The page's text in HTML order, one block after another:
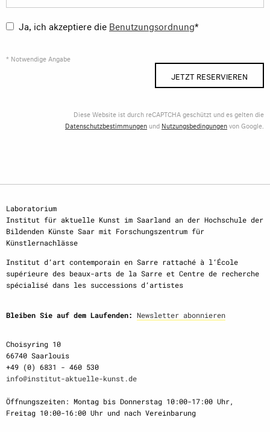
Ja, ich akzeptiere die Benutzungsordnung*
* Notwendige Angabe
JETZT RESERVIEREN
Diese Website ist durch reCAPTCHA geschützt und es gelten die
Datenschutzbestimmungen und Nutzungsbedingungenvon Google.
Laboratorium
Institut für aktuelle Kunst im Saarland an der Hochschule der
Bildenden Künste Saar mit Forschungszentrum für
Künstlernachlässe
Institut d‘art contemporain en Sarre rattaché à l‘École
supérieure des beaux-arts de la Sarre et Centre de recherche
spécialisé dans les successions d‘artistes
Bleiben Sie auf dem Laufenden: Newsletter abonnieren
Choisyring 10
66740 Saarlouis
+49 (0) 6831 - 460 530
info@institut-aktuelle-kunst.de
Öffnungszeiten: Montag bis Donnerstag 10:00-17:00 Uhr,
Freitag 10:00-16:00 Uhr und nach Vereinbarung